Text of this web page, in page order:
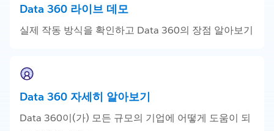
Data 360 라이브 데모
실제 작동 방식을 확인하고 Data 360의 장점 알아보기
Data 360 자세히 알아보기
Data 360이(가) 모든 규모의 기업에 어떻게 도움이 되